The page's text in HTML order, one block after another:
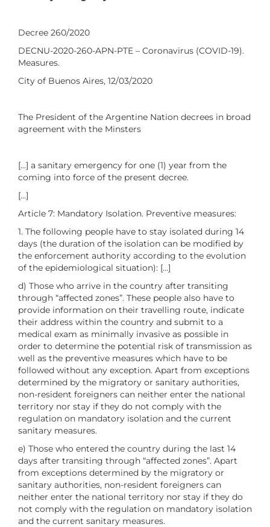
Decree 260/2020
DECNU-2020-260-APN-PTE – Coronavirus (COVID-19).
Measures.
City of Buenos Aires, 12/03/2020
The President of the Argentine Nation decrees in broad
agreement with the Minsters
[…] a sanitary emergency for one (1) year from the
coming into force of the present decree.
[…]
Article 7: Mandatory Isolation. Preventive measures:
1. The following people have to stay isolated during 14
days (the duration of the isolation can be modified by
the enforcement authority according to the evolution
of the epidemiological situation): […]
d) Those who arrive in the country after transiting
through “affected zones”. These people also have to
provide information on their travelling route, indicate
their address within the country and submit to a
medical exam as minimally invasive as possible in
order to determine the potential risk of transmission as
well as the preventive measures which have to be
followed without any exception. Apart from exceptions
determined by the migratory or sanitary authorities,
non-resident foreigners can neither enter the national
territory nor stay if they do not comply with the
regulation on mandatory isolation and the current
sanitary measures.
e) Those who entered the country during the last 14
days after transiting through “affected zones”. Apart
from exceptions determined by the migratory or
sanitary authorities, non-resident foreigners can
neither enter the national territory nor stay if they do
not comply with the regulation on mandatory isolation
and the current sanitary measures.